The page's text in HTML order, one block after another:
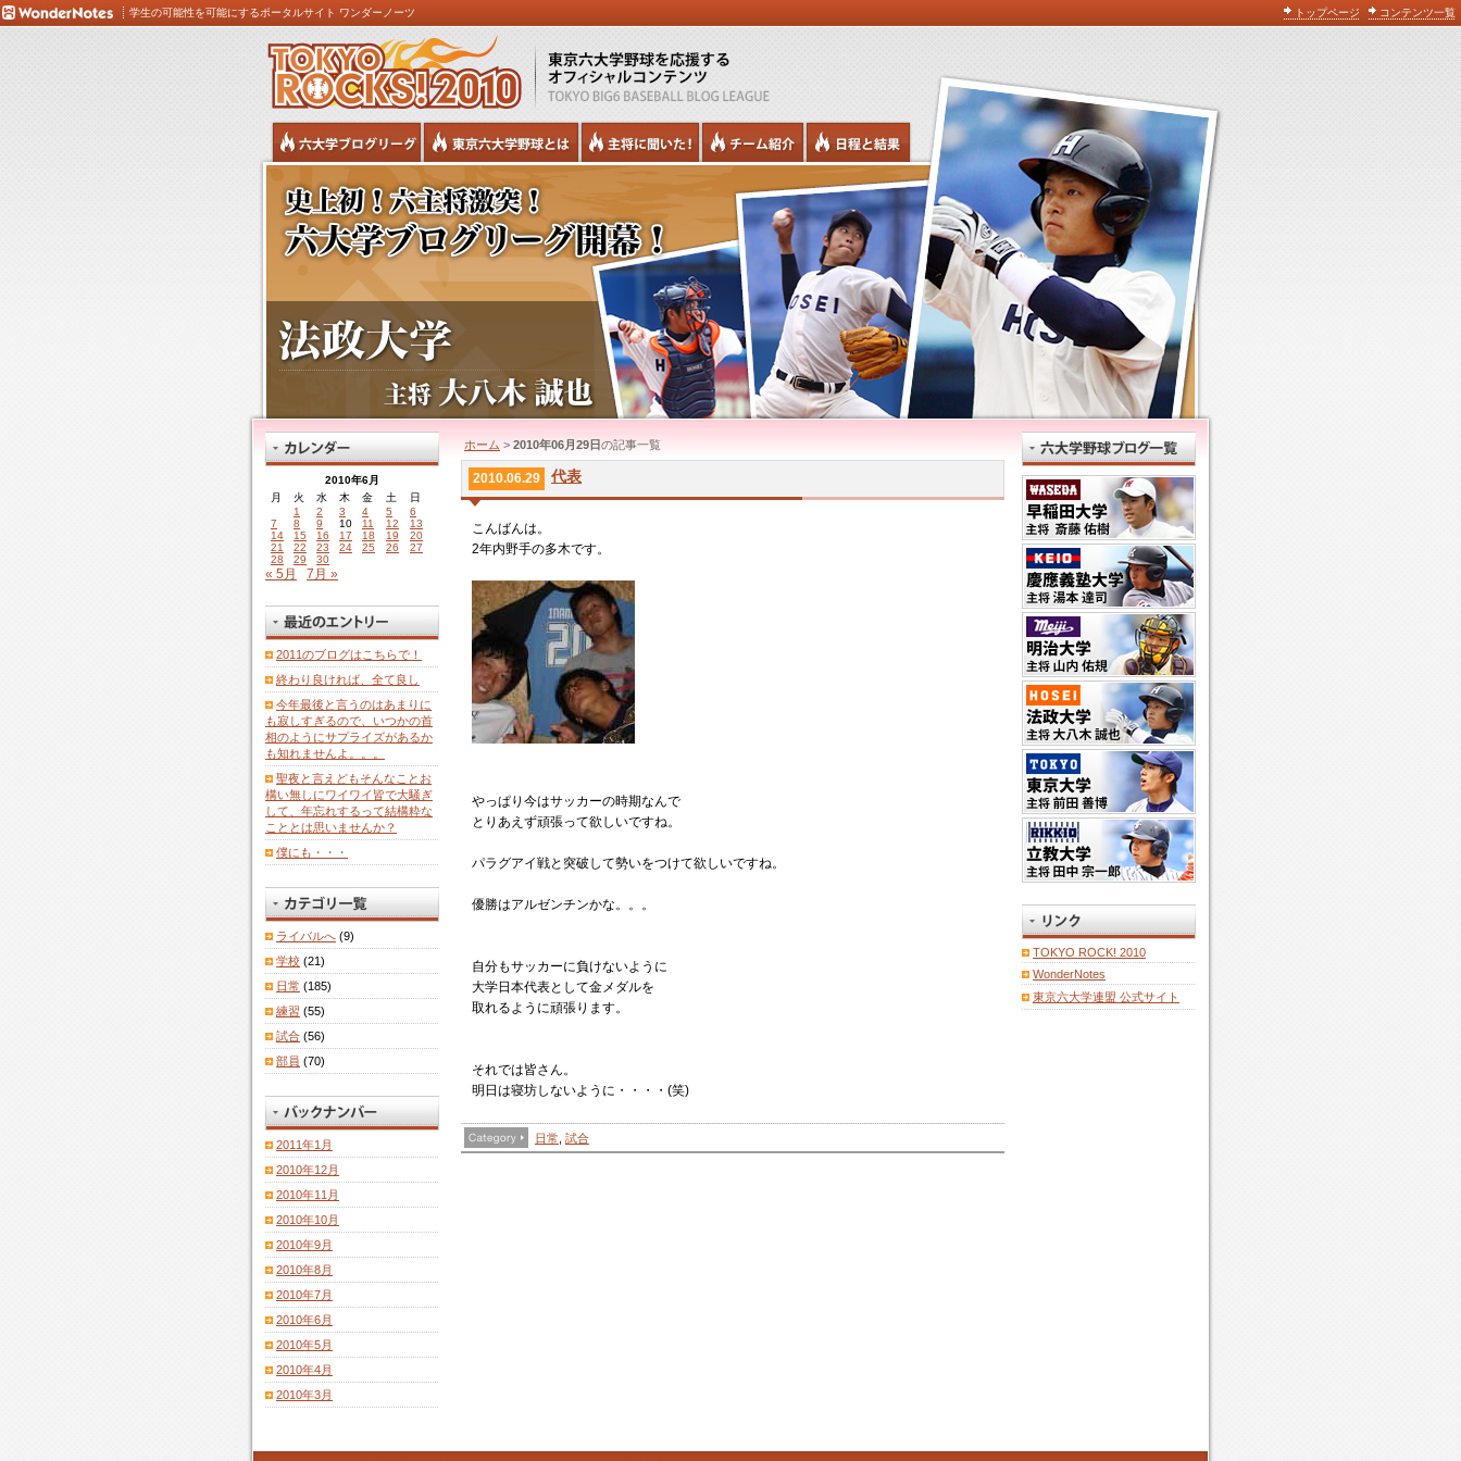
学生の可能性を可能にするポータルサイト ワンダーノーツ トップページ コンテンツ一覧
ホーム > 2010年06月29日の記事一覧
2010.06.29 代表
こんばんは。
2年内野手の多木です。
やっぱり今はサッカーの時期なんで
とりあえず頑張って欲しいですね。
パラグアイ戦と突破して勢いをつけて欲しいですね。
優勝はアルゼンチンかな。。。
自分もサッカーに負けないように
大学日本代表として金メダルを
取れるように頑張ります。
それでは皆さん。
明日は寝坊しないように・・・・(笑)
日常 試合
TOKYO ROCK! 2010
WonderNotes
東京六大学連盟 公式サイト
2010年6月
月
火 水 木 金 土
日
1
2 3 4 5
6
7
8 9 10 11 12
13
14
15 16 17 18 19
20
21
22 23 24 25 26
27
28
29 30
« 5月 7月 »
2011のブログはこちらで！
終わり良ければ、全て良し
今年最後と言うのはあまりに
も寂しすぎるので、いつかの首
相のようにサプライズがあるか
も知れませんよ。。。
聖夜と言えどもそんなことお
構い無しにワイワイ皆で大騒ぎ
して、年忘れするって結構粋な
こととは思いませんか？
僕にも・・・
ライバルへ (9)
学校 (21)
日常 (185)
練習 (55)
試合 (56)
部員 (70)
2011年1月
2010年12月
2010年11月
2010年10月
2010年9月
2010年8月
2010年7月
2010年6月
2010年5月
2010年4月
2010年3月